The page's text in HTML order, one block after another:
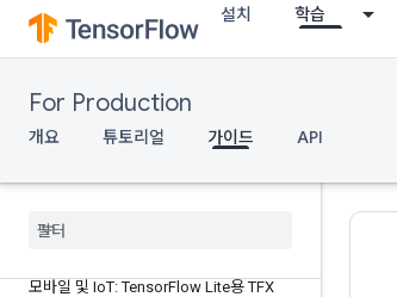
설치 학습
For Production
개요 튜토리얼 가이드 API
가이드
새로운 기능
TFX 클라우드 솔루션
모바일 및 IoT: TensorFlow Lite용 TFX